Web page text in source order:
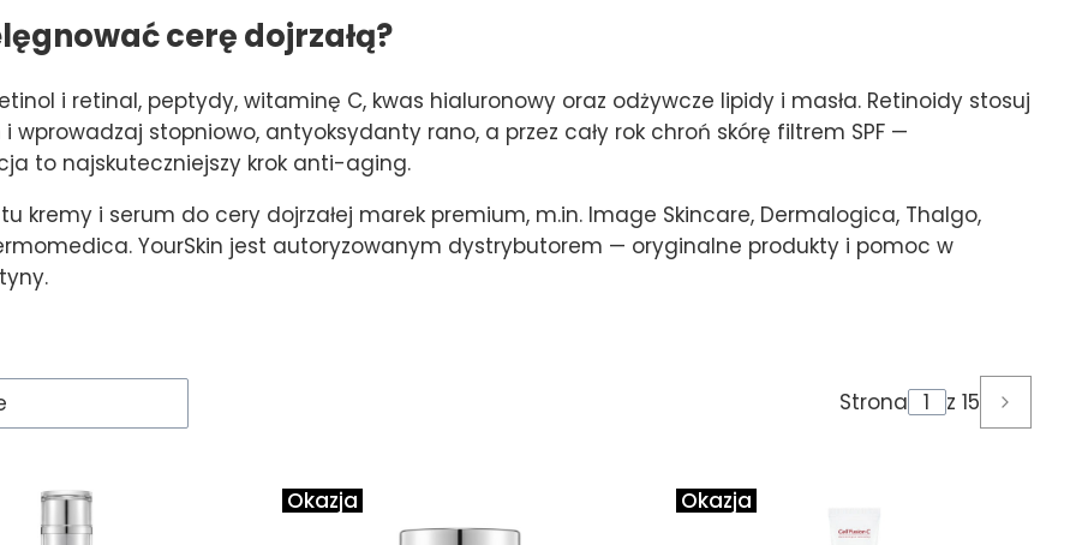
cerę dojrzałą?
i retinal, peptydy, witaminę C, kwas hialuronowy oraz odżywcze lipidy i masła. Retinoidy stosuj
wprowadzaj stopniowo, antyoksydanty rano, a przez cały rok chroń skórę filtrem SPF —
to najskuteczniejszy krok anti-aging.
kremy i serum do cery dojrzałej marek premium, m.in. Image Skincare, Dermalogica, Thalgo,
YourSkin jest autoryzowanym dystrybutorem — oryginalne produkty i pomoc w
Strona z 15
Okazja Okazja